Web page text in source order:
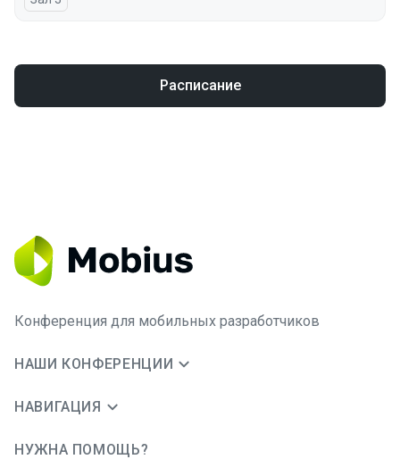
Расписание
Конференция для мобильных разработчиков
НАШИ КОНФЕРЕНЦИИ
НАВИГАЦИЯ
НУЖНА ПОМОЩЬ?